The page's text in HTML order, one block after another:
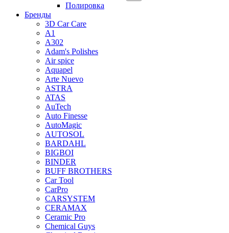
Полировка
Бренды
3D Car Care
A1
A302
Adam's Polishes
Air spice
Aquapel
Arte Nuevo
ASTRA
ATAS
AuTech
Auto Finesse
AutoMagic
AUTOSOL
BARDAHL
BIGBOI
BINDER
BUFF BROTHERS
Car Tool
CarPro
CARSYSTEM
CERAMAX
Ceramic Pro
Chemical Guys